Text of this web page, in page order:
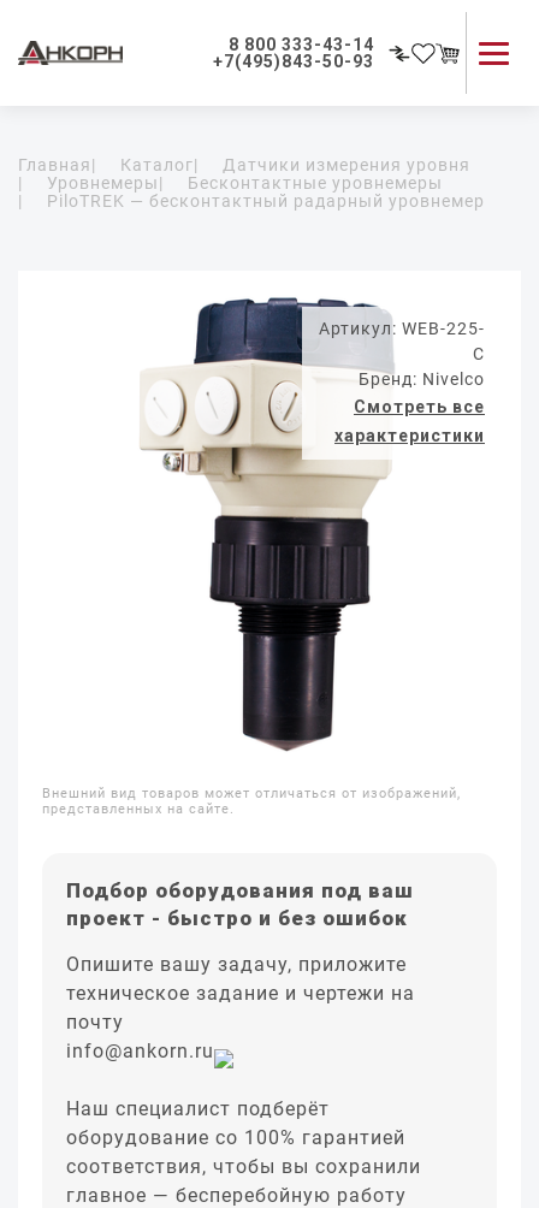
8 800 333-43-14
+7(495)843-50-93
Применение приборов
Как мы работаем
Главная| Каталог|
Датчики измерения уровня
|
Уровнемеры|
Бесконтактные уровнемеры
|
PiloTREK — бесконтактный радарный уровнемер
Артикул: WEB-225-
C
Бренд: Nivelco
Смотреть все
характеристики
Внешний вид товаров может отличаться от изображений,
представленных на сайте.
Подбор оборудования под ваш
проект - быстро и без ошибок
Опишите вашу задачу, приложите
техническое задание и чертежи на
почту
info@ankorn.ru
Наш специалист подберёт
оборудование со 100% гарантией
соответствия, чтобы вы сохранили
главное — бесперебойную работу